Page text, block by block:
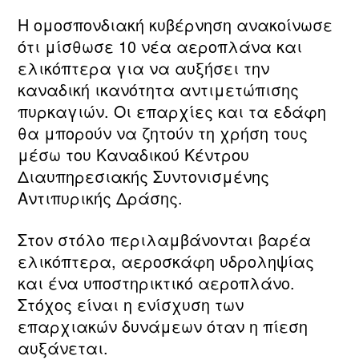
Η ομοσπονδιακή κυβέρνηση ανακοίνωσε
ότι μίσθωσε 10 νέα αεροπλάνα και
ελικόπτερα για να αυξήσει την
καναδική ικανότητα αντιμετώπισης
πυρκαγιών. Οι επαρχίες και τα εδάφη
θα μπορούν να ζητούν τη χρήση τους
μέσω του Καναδικού Κέντρου
Διαυπηρεσιακής Συντονισμένης
Αντιπυρικής Δράσης.
Στον στόλο περιλαμβάνονται βαρέα
ελικόπτερα, αεροσκάφη υδροληψίας
και ένα υποστηρικτικό αεροπλάνο.
Στόχος είναι η ενίσχυση των
επαρχιακών δυνάμεων όταν η πίεση
αυξάνεται.